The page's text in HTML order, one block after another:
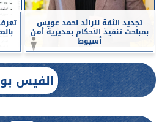
تجديد الثقة للرائد احمد عويس
بمباحث تنفيذ الأحكام بمديرية أمن
أسيوط
الفيس